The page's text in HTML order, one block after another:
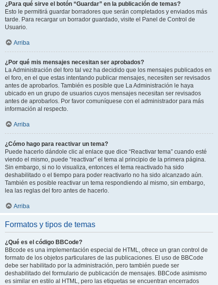
¿Para qué sirve el botón “Guardar” en la publicación de temas?
Esto le permitirá guardar borradores que serán completados y enviados más
tarde. Para recargar un borrador guardado, visite el Panel de Control de
Usuario.
Arriba
¿Por qué mis mensajes necesitan ser aprobados?
La Administración del foro tal vez ha decidido que los mensajes publicados en
el foro, en el que estas intentando publicar mensajes, necesiten ser revisados
antes de aprobarlos. También es posible que La Administración le haya
ubicado en un grupo de usuarios cuyos mensajes necesitan ser revisados
antes de aprobarlos. Por favor comuníquese con el administrador para más
información al respecto.
Arriba
¿Cómo hago para reactivar un tema?
Puede hacerlo dándole clic al enlace que dice “Reactivar tema” cuando esté
viendo el mismo, puede “reactivar” el tema al principio de la primera página.
Sin embargo, si no lo visualiza, entonces el tema reactivado ha sido
deshabilitado o el tiempo para poder reactivarlo no ha sido alcanzado aún.
También es posible reactivar un tema respondiendo al mismo, sin embargo,
lea las reglas del foro antes de hacerlo.
Arriba
Formatos y tipos de temas
¿Qué es el código BBCode?
BBcode es una implementación especial de HTML, ofrece un gran control de
formato de los objetos particulares de las publicaciones. El uso de BBCode
debe ser habilitado por la administración, pero también puede ser
deshabilitado del formulario de publicación de mensajes. BBCode asimismo
es similar en estilo al HTML, pero las etiquetas se encuentran encerrados